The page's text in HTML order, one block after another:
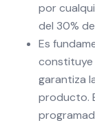
por
del 30%
Es
constituye
garantiza
producto.